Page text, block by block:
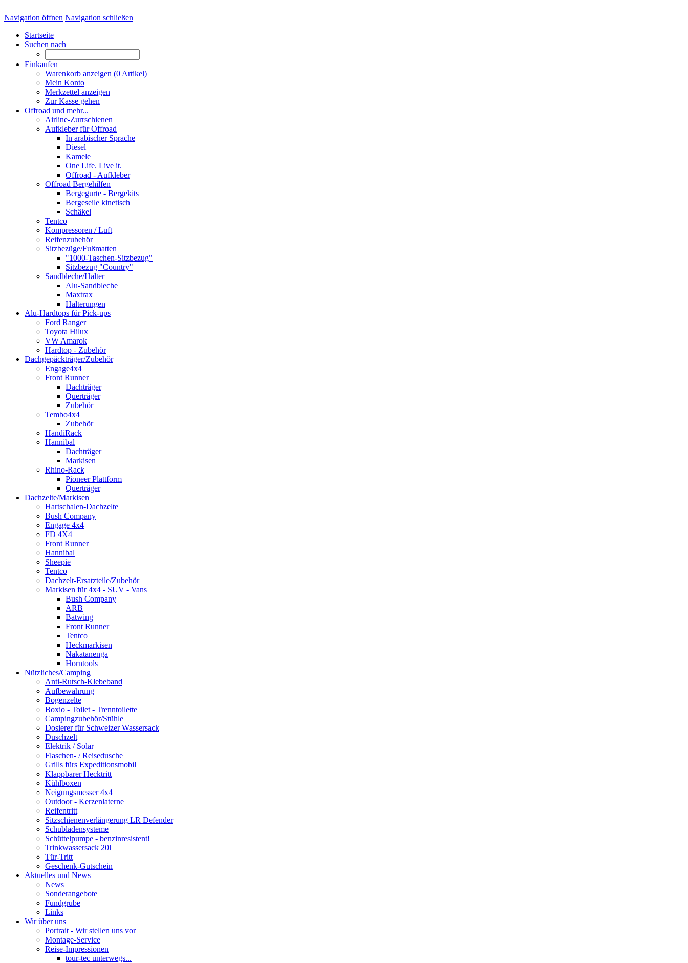
Navigation öffnen Navigation schließen
Startseite
Suchen nach
Einkaufen
Warenkorb anzeigen (0 Artikel)
Mein Konto
Merkzettel anzeigen
Zur Kasse gehen
Offroad und mehr...
Airline-Zurrschienen
Aufkleber für Offroad
In arabischer Sprache
Diesel
Kamele
One Life. Live it.
Offroad - Aufkleber
Offroad Bergehilfen
Bergegurte - Bergekits
Bergeseile kinetisch
Schäkel
Tentco
Kompressoren / Luft
Reifenzubehör
Sitzbezüge/Fußmatten
"1000-Taschen-Sitzbezug"
Sitzbezug "Country"
Sandbleche/Halter
Alu-Sandbleche
Maxtrax
Halterungen
Alu-Hardtops für Pick-ups
Ford Ranger
Toyota Hilux
VW Amarok
Hardtop - Zubehör
Dachgepäckträger/Zubehör
Engage4x4
Front Runner
Dachträger
Querträger
Zubehör
Tembo4x4
Zubehör
HandiRack
Hannibal
Dachträger
Markisen
Rhino-Rack
Pioneer Plattform
Querträger
Dachzelte/Markisen
Hartschalen-Dachzelte
Bush Company
Engage 4x4
FD 4X4
Front Runner
Hannibal
Sheepie
Tentco
Dachzelt-Ersatzteile/Zubehör
Markisen für 4x4 - SUV - Vans
Bush Company
ARB
Batwing
Front Runner
Tentco
Heckmarkisen
Nakatanenga
Horntools
Nützliches/Camping
Anti-Rutsch-Klebeband
Aufbewahrung
Bogenzelte
Boxio - Toilet - Trenntoilette
Campingzubehör/Stühle
Dosierer für Schweizer Wassersack
Duschzelt
Elektrik / Solar
Flaschen- / Reisedusche
Grills fürs Expeditionsmobil
Klappbarer Hecktritt
Kühlboxen
Neigungsmesser 4x4
Outdoor - Kerzenlaterne
Reifentritt
Sitzschienenverlängerung LR Defender
Schubladensysteme
Schüttelpumpe - benzinresistent!
Trinkwassersack 20l
Tür-Tritt
Geschenk-Gutschein
Aktuelles und News
News
Sonderangebote
Fundgrube
Links
Wir über uns
Portrait - Wir stellen uns vor
Montage-Service
Reise-Impressionen
tour-tec unterwegs...